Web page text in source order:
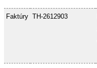
Faktúry TH-2612903